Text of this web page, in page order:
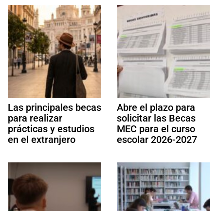
Las principales becas
para realizar
prácticas y estudios
en el extranjero
Abre el plazo para
solicitar las Becas
MEC para el curso
escolar 2026-2027